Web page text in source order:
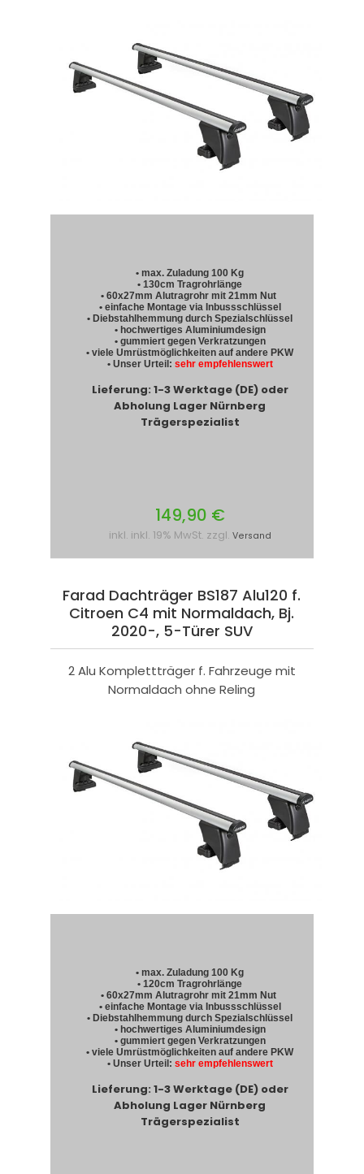
• max. Zuladung 100 Kg
• 130cm Tragrohrlänge
• 60x27mm Alutragrohr mit 21mm Nut
• einfache Montage via Inbussschlüssel
• Diebstahlhemmung durch Spezialschlüssel
• hochwertiges Aluminiumdesign
• gummiert gegen Verkratzungen
• viele Umrüstmöglichkeiten auf andere PKW
• Unser Urteil: sehr empfehlenswert
Lieferung: 1-3 Werktage (DE) oder
Abholung Lager Nürnberg
Trägerspezialist
149,90 €
inkl. inkl. 19% MwSt. zzgl. Versand
Farad Dachträger BS187 Alu120 f.
Citroen C4 mit Normaldach, Bj.
2020-, 5-Türer SUV
2 Alu Komplettträger f. Fahrzeuge mit
Normaldach ohne Reling
• max. Zuladung 100 Kg
• 120cm Tragrohrlänge
• 60x27mm Alutragrohr mit 21mm Nut
• einfache Montage via Inbussschlüssel
• Diebstahlhemmung durch Spezialschlüssel
• hochwertiges Aluminiumdesign
• gummiert gegen Verkratzungen
• viele Umrüstmöglichkeiten auf andere PKW
• Unser Urteil: sehr empfehlenswert
Lieferung: 1-3 Werktage (DE) oder
Abholung Lager Nürnberg
Trägerspezialist